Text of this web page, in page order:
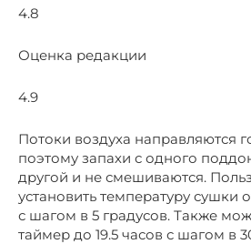
4.8
Оценка редакции
4.9
Потоки воздуха направляются
поэтому запахи с одного
другой и не смешиваются.
установить температуру сушки
с шагом в 5 градусов. Также
таймер до 19.5 часов с шагом в